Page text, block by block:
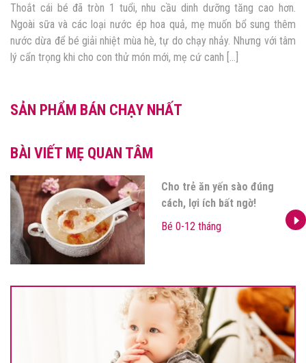
Thoắt cái bé đã tròn 1 tuổi, nhu cầu dinh dưỡng tăng cao hơn.
Ngoài sữa và các loại nước ép hoa quả, mẹ muốn bổ sung thêm
nước dừa để bé giải nhiệt mùa hè, tự do chạy nhảy. Nhưng với tâm
lý cẩn trọng khi cho con thử món mới, mẹ cứ canh […]
SẢN PHẨM BÁN CHẠY NHẤT
BÀI VIẾT MẸ QUAN TÂM
Cho trẻ ăn yến sào đúng
cách, lợi ích bất ngờ!
Bé 0-12 tháng